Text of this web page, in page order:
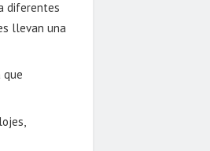
diferentes
llevan una
que